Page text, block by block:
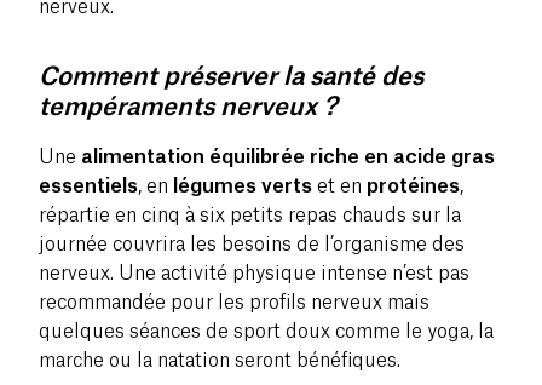
nerveux.
Comment préserver la santé des
tempéraments nerveux ?
Une alimentation équilibrée riche en acide gras
essentiels, en légumes verts et en protéines,
répartie en cinq à six petits repas chauds sur la
journée couvrira les besoins de l’organisme des
nerveux. Une activité physique intense n’est pas
recommandée pour les profils nerveux mais
quelques séances de sport doux comme le yoga, la
marche ou la natation seront bénéfiques.